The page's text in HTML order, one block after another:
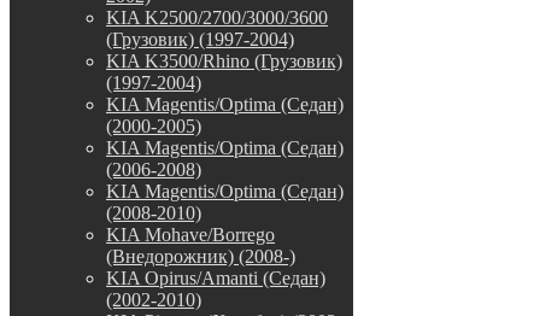
KIA K2500/2700/3000/3600
(Грузовик) (1997-2004)
KIA K3500/Rhino (Грузовик)
(1997-2004)
KIA Magentis/Optima (Седан)
(2000-2005)
KIA Magentis/Optima (Седан)
(2006-2008)
KIA Magentis/Optima (Седан)
(2008-2010)
KIA Mohave/Borrego
(Внедорожник) (2008-)
KIA Opirus/Amanti (Седан)
(2002-2010)